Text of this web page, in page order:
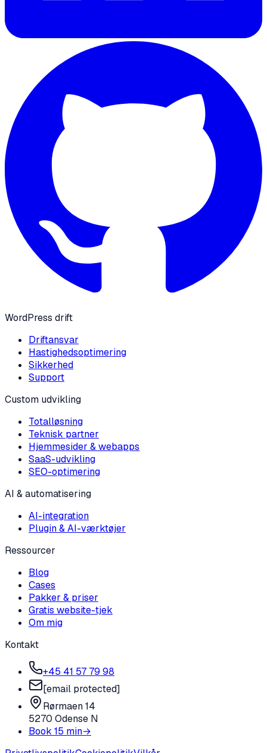
WordPress drift
Driftansvar
Hastighedsoptimering
Sikkerhed
Support
Custom udvikling
Totalløsning
Teknisk partner
Hjemmesider & webapps
SaaS-udvikling
SEO-optimering
AI & automatisering
AI-integration
Plugin & AI-værktøjer
Ressourcer
Blog
Cases
Pakker & priser
Gratis website-tjek
Om mig
Kontakt
+45 41 57 79 98
[email protected]
Rørmaen 14
5270 Odense N
Book 15 min→